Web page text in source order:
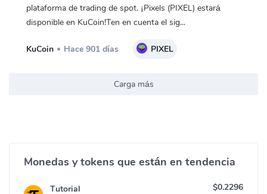
plataforma de trading de spot. ¡Pixels (PIXEL) estará
disponible en KuCoin!Ten en cuenta el sig...
KuCoin Hace 901 días PIXEL
Carga más
Monedas y tokens que están en tendencia
Tutorial
$0.2296